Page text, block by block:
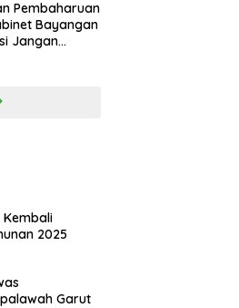
Pembaharuan
Bayangan
Jangan
Gibran
Kembali
2025
Garut